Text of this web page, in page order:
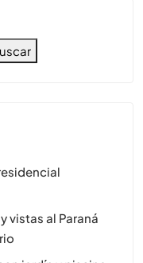
vistas al Paraná